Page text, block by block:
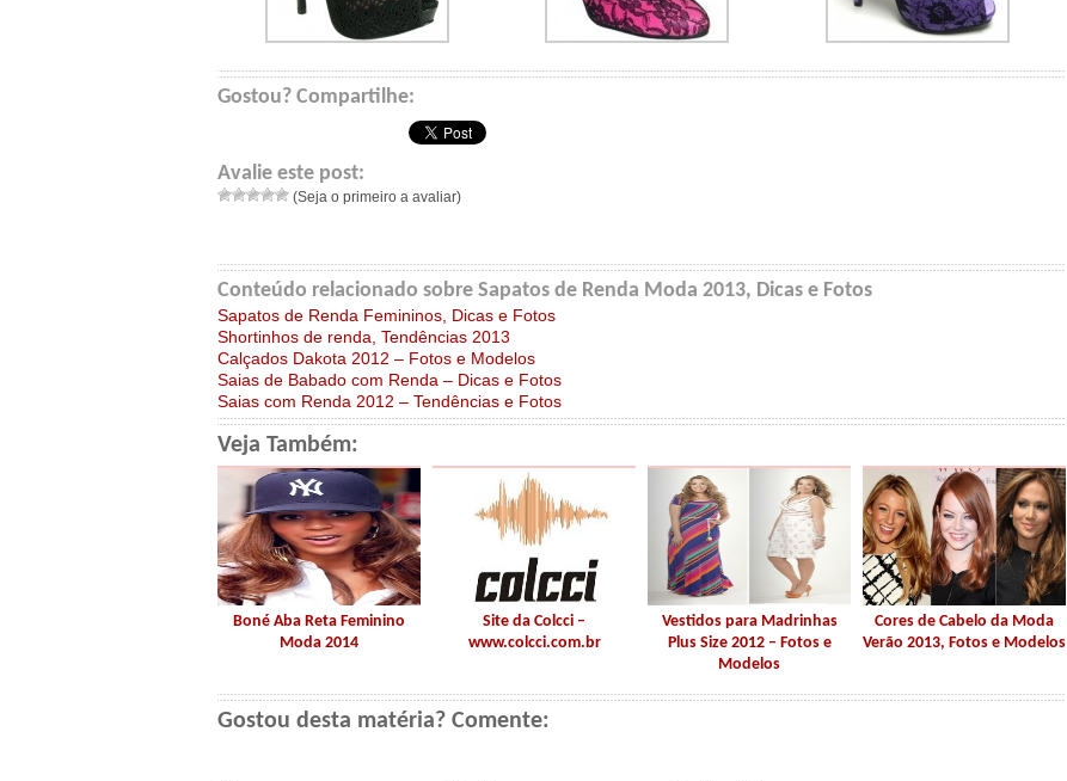
Gostou? Compartilhe:
Avalie este post:
(Seja o primeiro a avaliar)
Conteúdo relacionado sobre Sapatos de Renda Moda 2013, Dicas e Fotos
Sapatos de Renda Femininos, Dicas e Fotos
Shortinhos de renda, Tendências 2013
Calçados Dakota 2012 – Fotos e Modelos
Saias de Babado com Renda – Dicas e Fotos
Saias com Renda 2012 – Tendências e Fotos
Veja Também:
Boné Aba Reta Feminino
Moda 2014
Site da Colcci –
www.colcci.com.br
Vestidos para Madrinhas
Plus Size 2012 – Fotos e
Modelos
Cores de Cabelo da Moda
Verão 2013, Fotos e Modelos
Gostou desta matéria? Comente: